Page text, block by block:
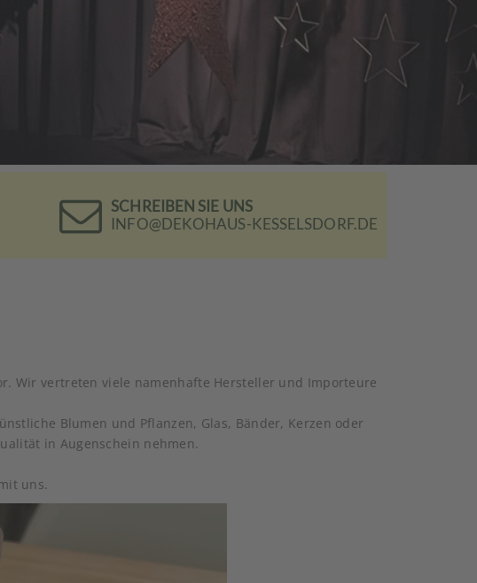
SCHREIBEN SIE UNS
INFO@DEKOHAUS-KESSELSDORF.DE
Wir vertreten viele namenhafte Hersteller und Importeure
Blumen und Pflanzen, Glas, Bänder, Kerzen oder
in Augenschein nehmen.
uns.